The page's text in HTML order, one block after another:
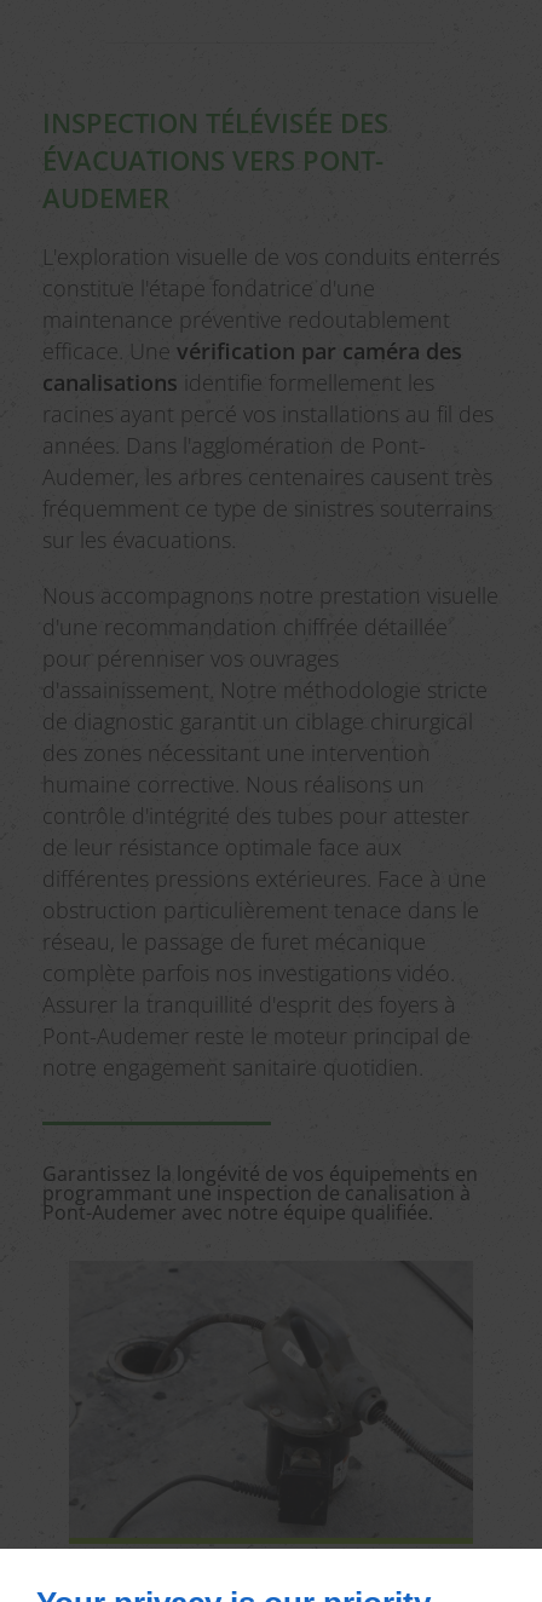
INSPECTION TÉLÉVISÉE DES
ÉVACUATIONS VERS PONT-
AUDEMER
L'exploration visuelle de vos conduits enterrés
constitue l'étape fondatrice d'une
maintenance préventive redoutablement
efficace. Une vérification par caméra des
canalisations identifie formellement les
racines ayant percé vos installations au fil des
années. Dans l'agglomération de Pont-
Audemer, les arbres centenaires causent très
fréquemment ce type de sinistres souterrains
sur les évacuations.
Nous accompagnons notre prestation visuelle
d'une recommandation chiffrée détaillée
pour pérenniser vos ouvrages
d'assainissement. Notre méthodologie stricte
de diagnostic garantit un ciblage chirurgical
des zones nécessitant une intervention
humaine corrective. Nous réalisons un
contrôle d'intégrité des tubes pour attester
de leur résistance optimale face aux
différentes pressions extérieures. Face à une
obstruction particulièrement tenace dans le
réseau, le passage de furet mécanique
complète parfois nos investigations vidéo.
Assurer la tranquillité d'esprit des foyers à
Pont-Audemer reste le moteur principal de
notre engagement sanitaire quotidien.
Garantissez la longévité de vos équipements en
programmant une inspection de canalisation à
Pont-Audemer avec notre équipe qualifiée.